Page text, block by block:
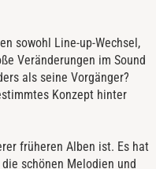
sowohl Line-up-Wechsel,
Veränderungen im Sound
als seine Vorgänger?
Konzept hinter
früheren Alben ist. Es hat
schönen Melodien und